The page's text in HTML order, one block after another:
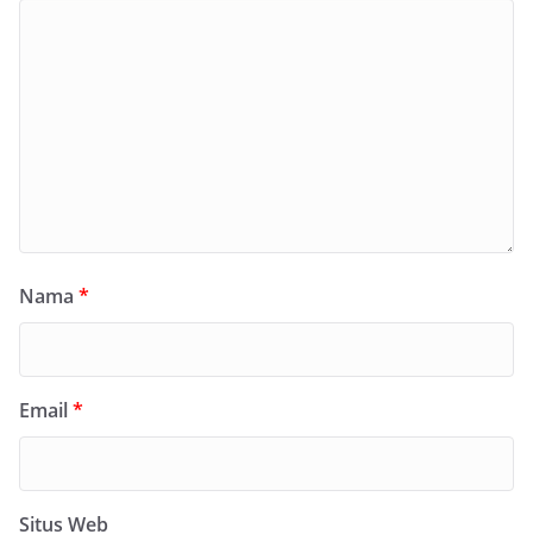
Nama *
Email*
Situs Web